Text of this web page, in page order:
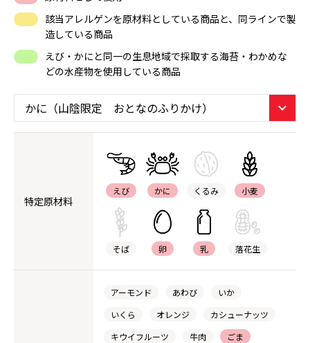
該当アレルゲンを原材料としている商品と、同ラインで製
造している商品
えび・かにと同一の生息地域で採取する海苔・わかめな
どの水産物を使用している商品
特定原材料
えび かに くるみ 小麦
そば 卵 乳 落花生
アーモンド あわび
いか
いくら
オレンジ
カシューナッツ
キウイフルーツ
牛肉
ごま